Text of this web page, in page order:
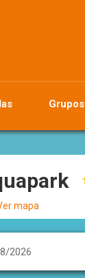
Grupos
mapa